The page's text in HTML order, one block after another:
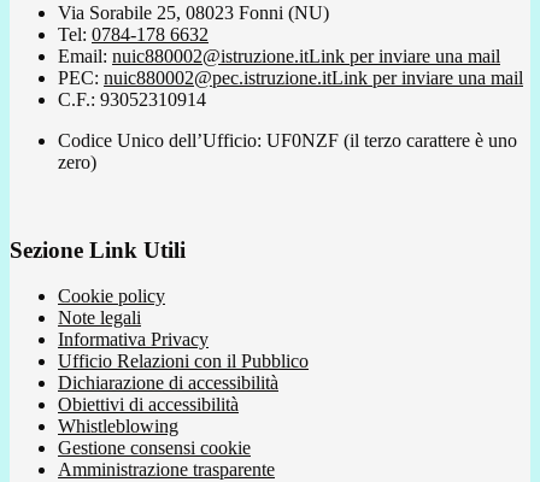
Via Sorabile 25, 08023 Fonni (NU)
Tel: 0784-178 6632
Email: nuic880002@istruzione.itLink per inviare una mail
PEC: nuic880002@pec.istruzione.itLink per inviare una mail
C.F.: 93052310914
Codice Unico dell’Ufficio: UF0NZF (il terzo carattere è uno
zero)
Sezione Link Utili
Cookie policy
Note legali
Informativa Privacy
Ufficio Relazioni con il Pubblico
Dichiarazione di accessibilità
Obiettivi di accessibilità
Whistleblowing
Gestione consensi cookie
Amministrazione trasparente